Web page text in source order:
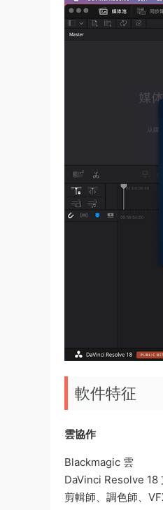
軟件特征
雲協作
Blackmagic 雲
DaVinci Resolve
剪輯師、調色師、